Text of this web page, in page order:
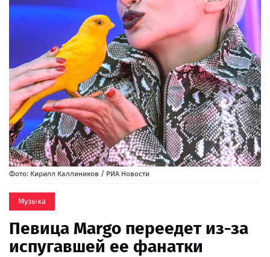
Фото: Кирилл Каллиников / РИА Новости
Музыка
Певица Margo переедет из-за
испугавшей ее фанатки